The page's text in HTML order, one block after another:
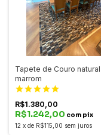
Tapete de Couro natural
marrom
R$1.380,00
R$1.242,00 com pix
12 x de R$115,00 sem juros